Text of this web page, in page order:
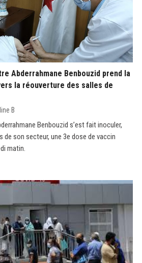
Abderrahmane Benbouzid prend la
la réouverture des salles de
B
Benbouzid s’est fait inoculer,
de son secteur, une 3e dose de vaccin
matin.